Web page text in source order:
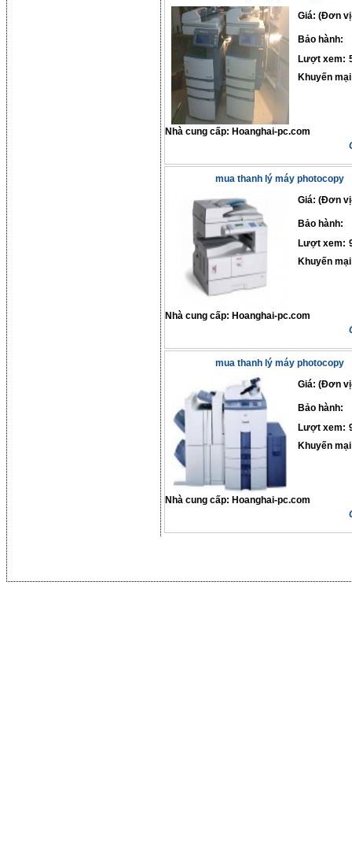
Giá: (Đơn
Bảo hành:
Lượt xem:
Khuyến
Nhà cung cấp: Hoanghai-pc.com
mua thanh lý máy photocopy
Giá: (Đơn
Bảo hành:
Lượt xem:
Khuyến
Nhà cung cấp: Hoanghai-pc.com
mua thanh lý máy photocopy
Giá: (Đơn
Bảo hành:
Lượt xem:
Khuyến
Nhà cung cấp: Hoanghai-pc.com